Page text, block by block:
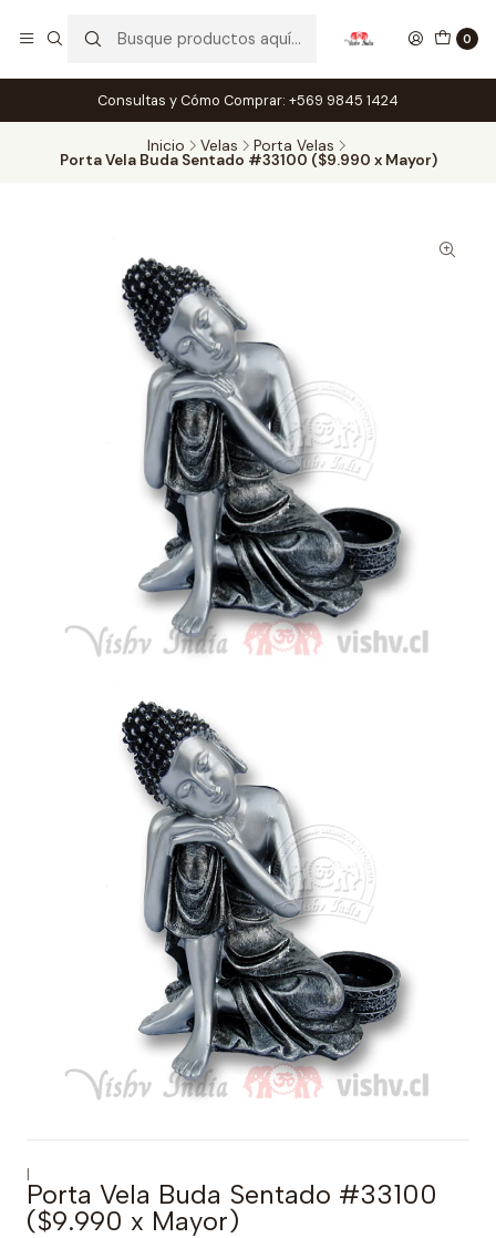
0
Consultas y Cómo Comprar: +569 9845 1424
Inicio Velas Porta Velas
Porta Vela Buda Sentado #33100 ($9.990 x Mayor)
|
Porta Vela Buda Sentado #33100
($9.990 x Mayor)